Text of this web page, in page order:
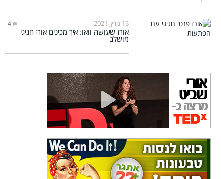
15 מרץ, 2021 4
אורז שעושה וואו: איך מכינים אורז חגיגי
מושלם